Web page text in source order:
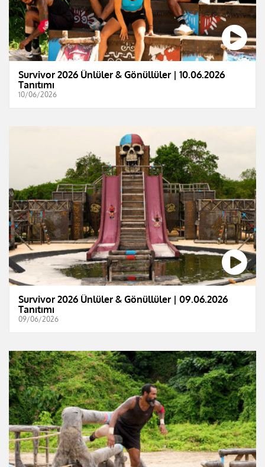
Survivor 2026 Ünlüler & Gönüllüler | 10.06.2026
Tanıtımı
10/06/2026
Survivor 2026 Ünlüler & Gönüllüler | 09.06.2026
Tanıtımı
09/06/2026